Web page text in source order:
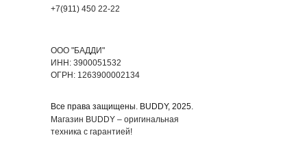
Все права защищены. BUDDY, 2025.
+7(911) 450 22-22
Магазин BUDDY – оригинальная
техника с гарантией!
ООО "БАДДИ"
ИНН: 3900051532
ОГРН: 1263900002134